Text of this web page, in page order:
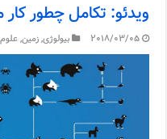
ویدئو: تکامل چطور
2018/03/05 بیولوژی,زمین,